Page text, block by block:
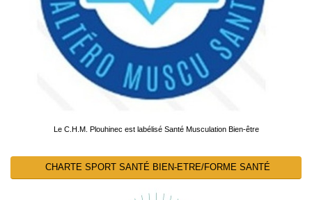
Le C.H.M. Plouhinec est labélisé Santé Musculation Bien-être
CHARTE SPORT SANTÉ BIEN-ETRE/FORME SANTÉ